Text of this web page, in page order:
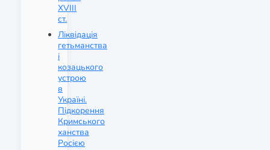
XVIII
ст.
Ліквідація
гетьманства
і
козацького
устрою
в
Україні.
Підкорення
Кримського
ханства
Росією